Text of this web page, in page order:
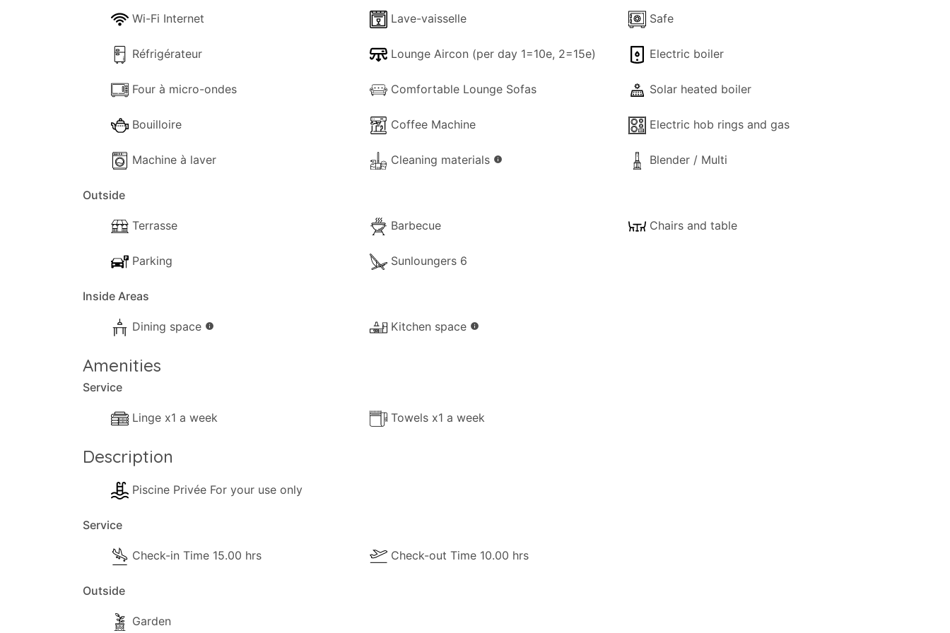
Vues :
- Vues panoramiques.
- Vue sur la mer.
- Vues du coucher du soleil.
À l'intérieur
-Internet Wi-Fi.
- Machine à laver.
- Canapés Lounge confortables.
- LA TÉLÉ.
- Lecteur de DVD.
- Matériel de nettoyage.
- Salle à manger
- Coin cuisine
- Dîner séparé
- Cafetière
- Four micro onde
- Réfrigérateur
- Grille-pain
- Ustensiles de cuisine et de vaisselle
- Bouilloire
- Mixeur/Multi
Wi-Fi Internet
Réfrigérateur
Four à micro-ondes
Bouilloire
Machine à laver
Lave-vaisselle
Lounge Aircon (per day 1=10e, 2=15e)
Comfortable Lounge Sofas
Coffee Machine
Cleaning materials info
Safe
Electric boiler
Solar heated boiler
Electric hob rings and gas
Blender / Multi
Outside
Terrasse
Parking
Barbecue
Sunloungers 6
Chairs and table
Inside Areas
Dining space info Kitchen space info
Amenities
Service
Linge x1 a week Towels x1 a week
Description
Piscine Privée For your use only
Service
Check-in Time 15.00 hrs Check-out Time 10.00 hrs
Outside
Garden